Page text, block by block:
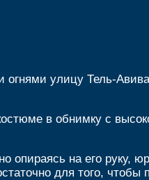
улицу Тель-
в обнимку с
опираясь на его руку,
для того,